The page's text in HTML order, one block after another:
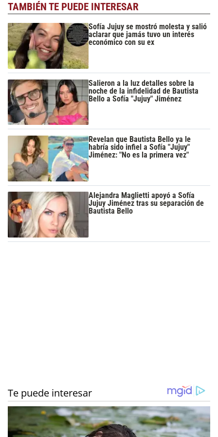
TAMBIÉN TE PUEDE INTERESAR
Sofía Jujuy se mostró molesta y salió
aclarar que jamás tuvo un interés
económico con su ex
Salieron a la luz detalles sobre la
noche de la infidelidad de Bautista
Bello a Sofía "Jujuy" Jiménez
Revelan que Bautista Bello ya le
habría sido infiel a Sofía "Jujuy"
Jiménez: "No es la primera vez"
Alejandra Maglietti apoyó a Sofía
Jujuy Jiménez tras su separación de
Bautista Bello